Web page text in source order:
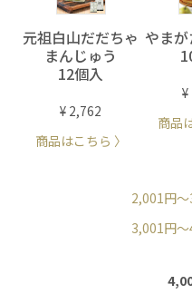
元祖白山だだちゃ
まんじゅう
12個入
¥ 2,762
商品はこちら 〉
やま
¥
商品
2,001円
3,001円